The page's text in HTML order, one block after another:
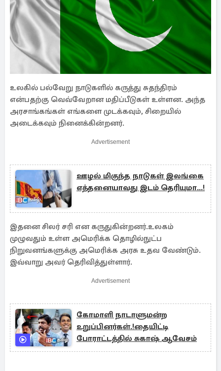
உலகில் பல்வேறு நாடுகளில் கருத்து சுதந்திரம்
என்பதற்கு வெவ்வேறான மதிப்பீடுகள் உள்ளன. அந்த
அரசாங்கங்கள் எங்களை முடக்கவும், சிறையில்
அடைக்கவும் நினைக்கின்றனர்.
Advertisement
ஊழல் மிகுந்த நாடுகள் இலங்கை
எத்தனையாவது இடம் தெரியுமா...!
இதனை சிலர் சரி என கருதுகின்றனர்.உலகம்
முழுவதும் உள்ள அமெரிக்க தொழில்நுட்ப
நிறுவனங்களுக்கு அமெரிக்க அரசு உதவ வேண்டும்.
இவ்வாறு அவர் தெரிவித்துள்ளார்.
Advertisement
கோமாளி நாடாளுமன்ற
உறுப்பினர்கள்.!தையிட்டி
போராட்டத்தில் சுகாஷ் ஆவேசம்